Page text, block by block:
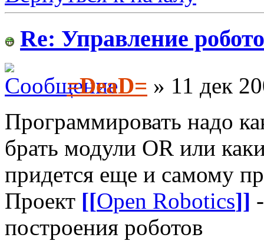
Re: Управление
=DeaD= » 11 дек
Программировать надо
брать модули OR или
придется еще и самому
Проект [[Open Robotics]]
построения роботов